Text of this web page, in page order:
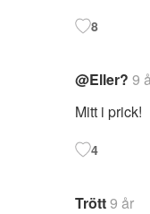
8
@Eller? 9
Mitt i prick!
4
Trött9 år